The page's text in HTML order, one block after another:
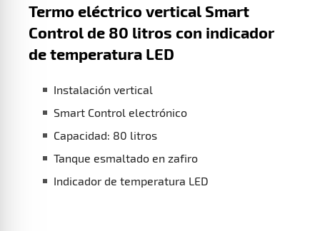
Termo eléctrico vertical Smart
Control de 80 litros con indicador
de temperatura LED
Instalación vertical
Smart Control electrónico
Capacidad: 80 litros
Tanque esmaltado en zafiro
Indicador de temperatura LED